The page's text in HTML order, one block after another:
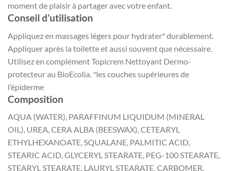
moment de plaisir à partager avec votre enfant.
Conseil d’utilisation
Appliquez en massages légers pour hydrater* durablement.
Appliquer après la toilette et aussi souvent que nécessaire.
Utilisez en complément Topicrem Nettoyant Dermo-
protecteur au BioEcolia. *les couches supérieures de
l’épiderme
Composition
AQUA (WATER), PARAFFINUM LIQUIDUM (MINERAL
OIL), UREA, CERA ALBA (BEESWAX), CETEARYL
ETHYLHEXANOATE, SQUALANE, PALMITIC ACID,
STEARIC ACID, GLYCERYL STEARATE, PEG-100 STEARATE,
STEARYL STEARATE, LAURYL STEARATE, CARBOMER,